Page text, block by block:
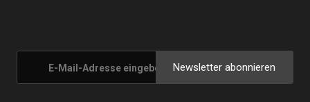
Newsletter abonnieren